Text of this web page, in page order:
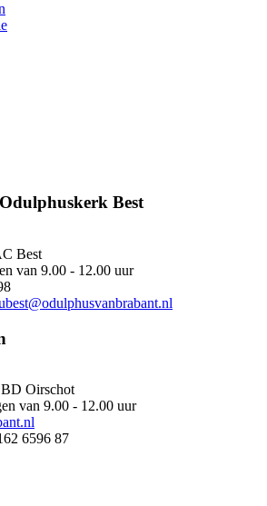
Best
Best
van 9.00 - 12.00 uur
Oirschot
van 9.00 - 12.00 uur
6596 87